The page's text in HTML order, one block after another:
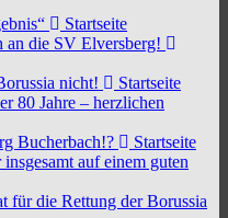
Startseite
an die SV Elversberg!
nicht!
Startseite
80 Jahre – herzlichen
Bucherbach!?
Startseite
auf einem guten
für die Rettung der Borussia